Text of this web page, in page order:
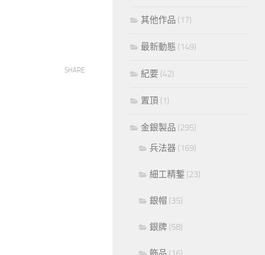
SHARE
其他作品 (17)
最新動態 (149)
紀要 (42)
置頂 (1)
金銀製品 (295)
兵法器 (169)
細工精鏨 (23)
銀帽 (35)
銀牌 (58)